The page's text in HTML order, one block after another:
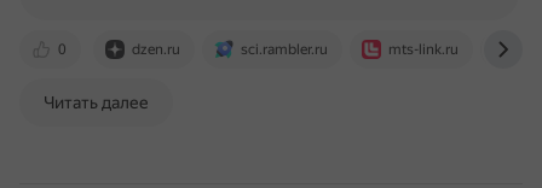
0 dzen.ru sci.rambler.ru mts-link.ru
Читать далее